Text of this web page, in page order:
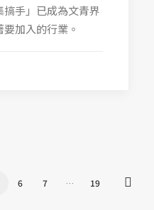
手」已成為文青界
加入的行業。
6 7 … 19